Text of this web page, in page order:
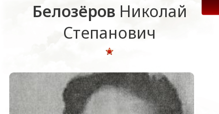
Белозёров Николай
Степанович